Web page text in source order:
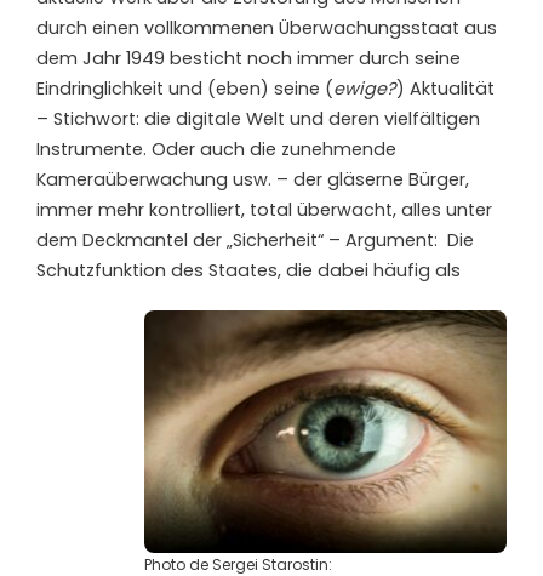
durch einen vollkommenen Überwachungsstaat aus
dem Jahr 1949 besticht noch immer durch seine
Eindringlichkeit und (eben) seine (ewige?) Aktualität
– Stichwort: die digitale Welt und deren vielfältigen
Instrumente. Oder auch die zunehmende
Kameraüberwachung usw. – der gläserne Bürger,
immer mehr kontrolliert, total überwacht, alles unter
dem Deckmantel der „Sicherheit“ – Argument: Die
Schutzfunktion des Staates, die dabei häufig als
Photo de Sergei Starostin: